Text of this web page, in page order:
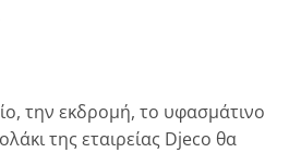
την εκδρομή, το υφασμάτινο
της εταιρείας Djeco θα